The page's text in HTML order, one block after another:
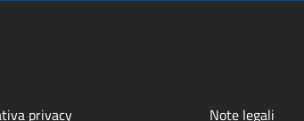
privacy Note legali